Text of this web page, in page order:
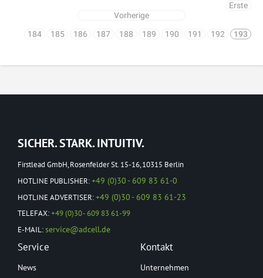
Erste
Vorherige
184
185 186 187 188 189 190 191 192 193
SICHER. STARK. INTUITIV.
Firstlead GmbH, Rosenfelder St. 15-16, 10315 Berlin
HOTLINE PUBLISHER:+49 (0)30 - 609 83 61-0
HOTLINE ADVERTISER:+49 (0)30 - 609 83 61-23
TELEFAX:+49 (0)30 - 609 83 61-99
E-MAIL:service@adcell.de
Service
News
Kontakt
Unternehmen